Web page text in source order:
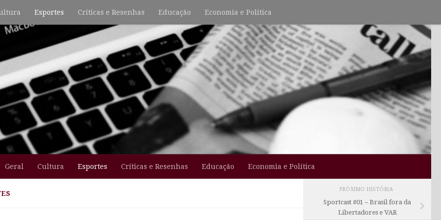
Esportes Críticas e Resenhas Educação Economia e Política
Geral Cultura Esportes Críticas e Resenhas Educação Economia e Política
PRÓXIMO HISTÓRIA
Sportcast #01 – Brasil fora da
Libertadores e VAR